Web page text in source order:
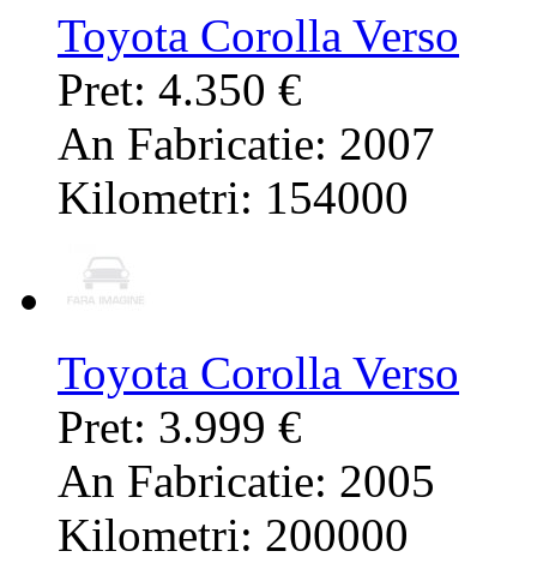
Toyota Corolla Verso
Pret: 4.350 €
An Fabricatie: 2007
Kilometri: 154000
Toyota Corolla Verso
Pret: 3.999 €
An Fabricatie: 2005
Kilometri: 200000